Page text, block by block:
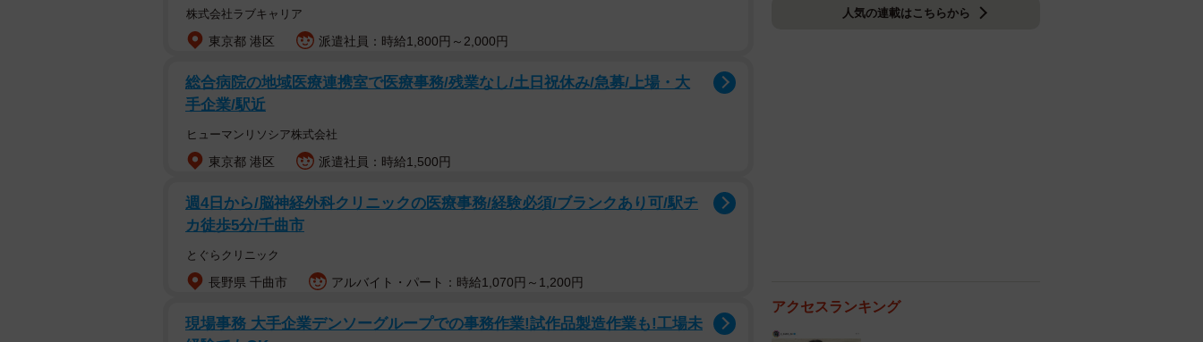
株式会社ラブキャリア
東京都 港区 派遣社員：時給1,800円～2,000円
総合病院の地域医療連携室で医療事務/残業なし/土日祝休み/急募/上場・大
手企業/駅近
ヒューマンリソシア株式会社
東京都 港区 派遣社員：時給1,500円
週4日から/脳神経外科クリニックの医療事務/経験必須/ブランクあり可/駅チ
カ徒歩5分/千曲市
とぐらクリニック
長野県 千曲市 アルバイト・パート：時給1,070円～1,200円
現場事務 大手企業デンソーグループでの事務作業!試作品製造作業も!工場未
人気の連載はこちらから
アクセスランキング